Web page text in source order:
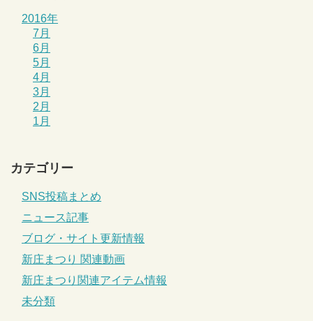
2016年
7月
6月
5月
4月
3月
2月
1月
カテゴリー
SNS投稿まとめ
ニュース記事
ブログ・サイト更新情報
新庄まつり 関連動画
新庄まつり関連アイテム情報
未分類